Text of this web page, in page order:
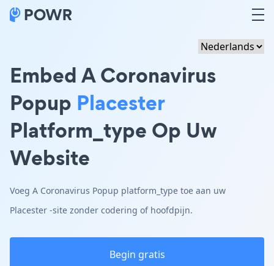
Embed A Coronavirus
Popup Placester
Platform_type Op Uw
Website
Voeg A Coronavirus Popup platform_type toe aan uw
Placester -site zonder codering of hoofdpijn.
Begin gratis